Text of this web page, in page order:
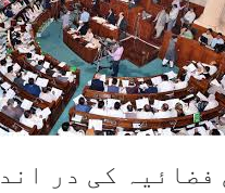
فضائیہ کی در